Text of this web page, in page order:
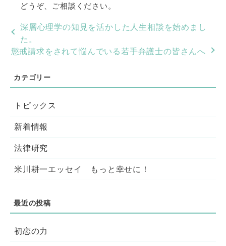
どうぞ、ご相談ください。
深層心理学の知見を活かした人生相談を始めまし
た。
懲戒請求をされて悩んでいる若手弁護士の皆さんへ
トピックス
新着情報
法律研究
米川耕一エッセイ もっと幸せに！
初恋の力